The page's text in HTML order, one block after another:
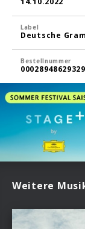
Label
Deutsche
Bestellnummer
00028948629329
Weitere